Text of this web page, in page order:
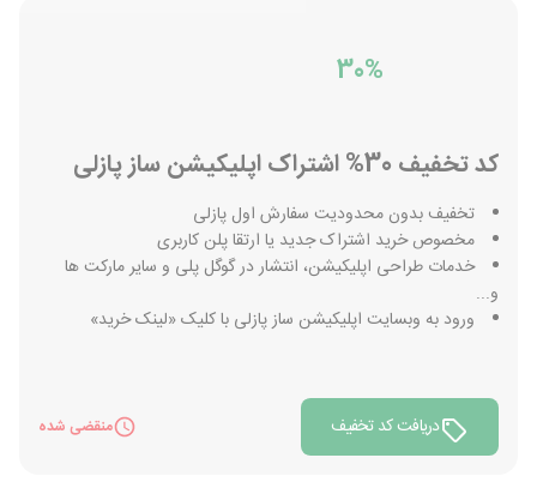
30%
کد تخفیف 30% اشتراک اپلیکیشن ساز پازلی
تخفیف بدون محدودیت سفارش اول پازلی
مخصوص خرید اشتراک جدید یا ارتقا پلن کاربری
خدمات طراحی اپلیکیشن، انتشار در گوگل پلی و سایر مارکت ها
و...
ورود به وبسایت اپلیکیشن ساز پازلی با کلیک «لینک خرید»
دریافت کد تخفیف منقضی شده